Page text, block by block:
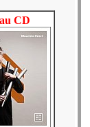
CD